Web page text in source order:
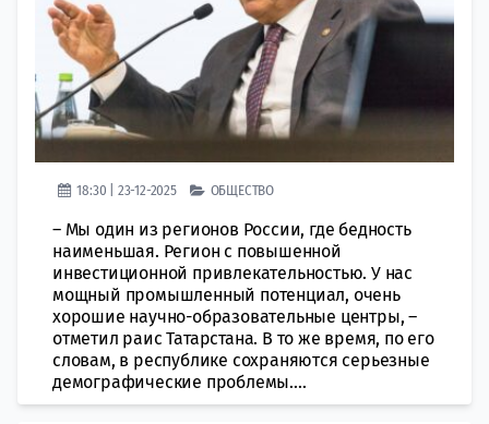
18:30 | 23-12-2025 ОБЩЕСТВО
– Мы один из регионов России, где бедность
наименьшая. Регион с повышенной
инвестиционной привлекательностью. У нас
мощный промышленный потенциал, очень
хорошие научно-образовательные центры, –
отметил раис Татарстана. В то же время, по его
словам, в республике сохраняются серьезные
демографические проблемы....